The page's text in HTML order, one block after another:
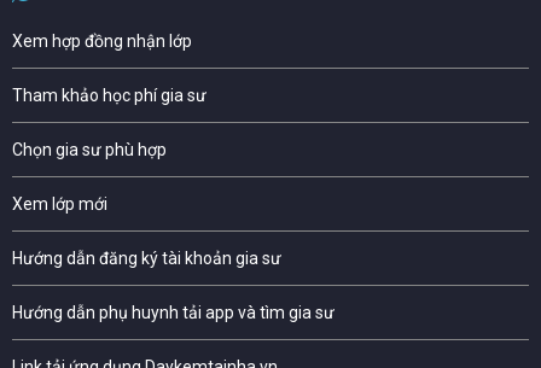
Xem hợp đồng nhận lớp
Tham khảo học phí gia sư
Chọn gia sư phù hợp
Xem lớp mới
Hướng dẫn đăng ký tài khoản gia sư
Hướng dẫn phụ huynh tải app và tìm gia sư